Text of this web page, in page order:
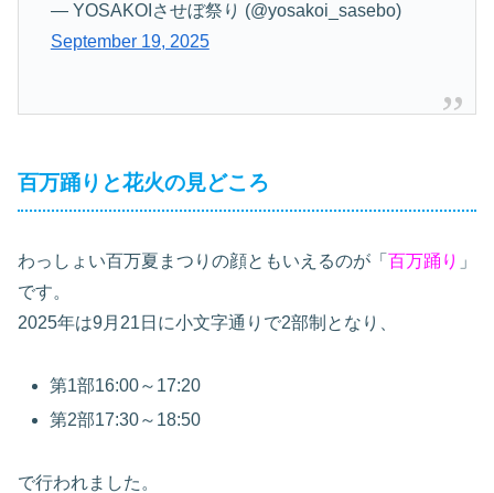
— YOSAKOIさせぼ祭り (@yosakoi_sasebo)
September 19, 2025
百万踊りと花火の見どころ
わっしょい百万夏まつりの顔ともいえるのが「 百万踊り 」
です。
2025年は9月21日に小文字通りで2部制となり、
第1部16:00～17:20
第2部17:30～18:50
で行われました。